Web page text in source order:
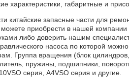
характеристики, габаритные и
китайские запасные части для
можете приобрести в нашей
либо доверить нашим
насоса по которой
Группа вращения (блок
пружины, подшипники,
серия, A4VSO серия и другие.